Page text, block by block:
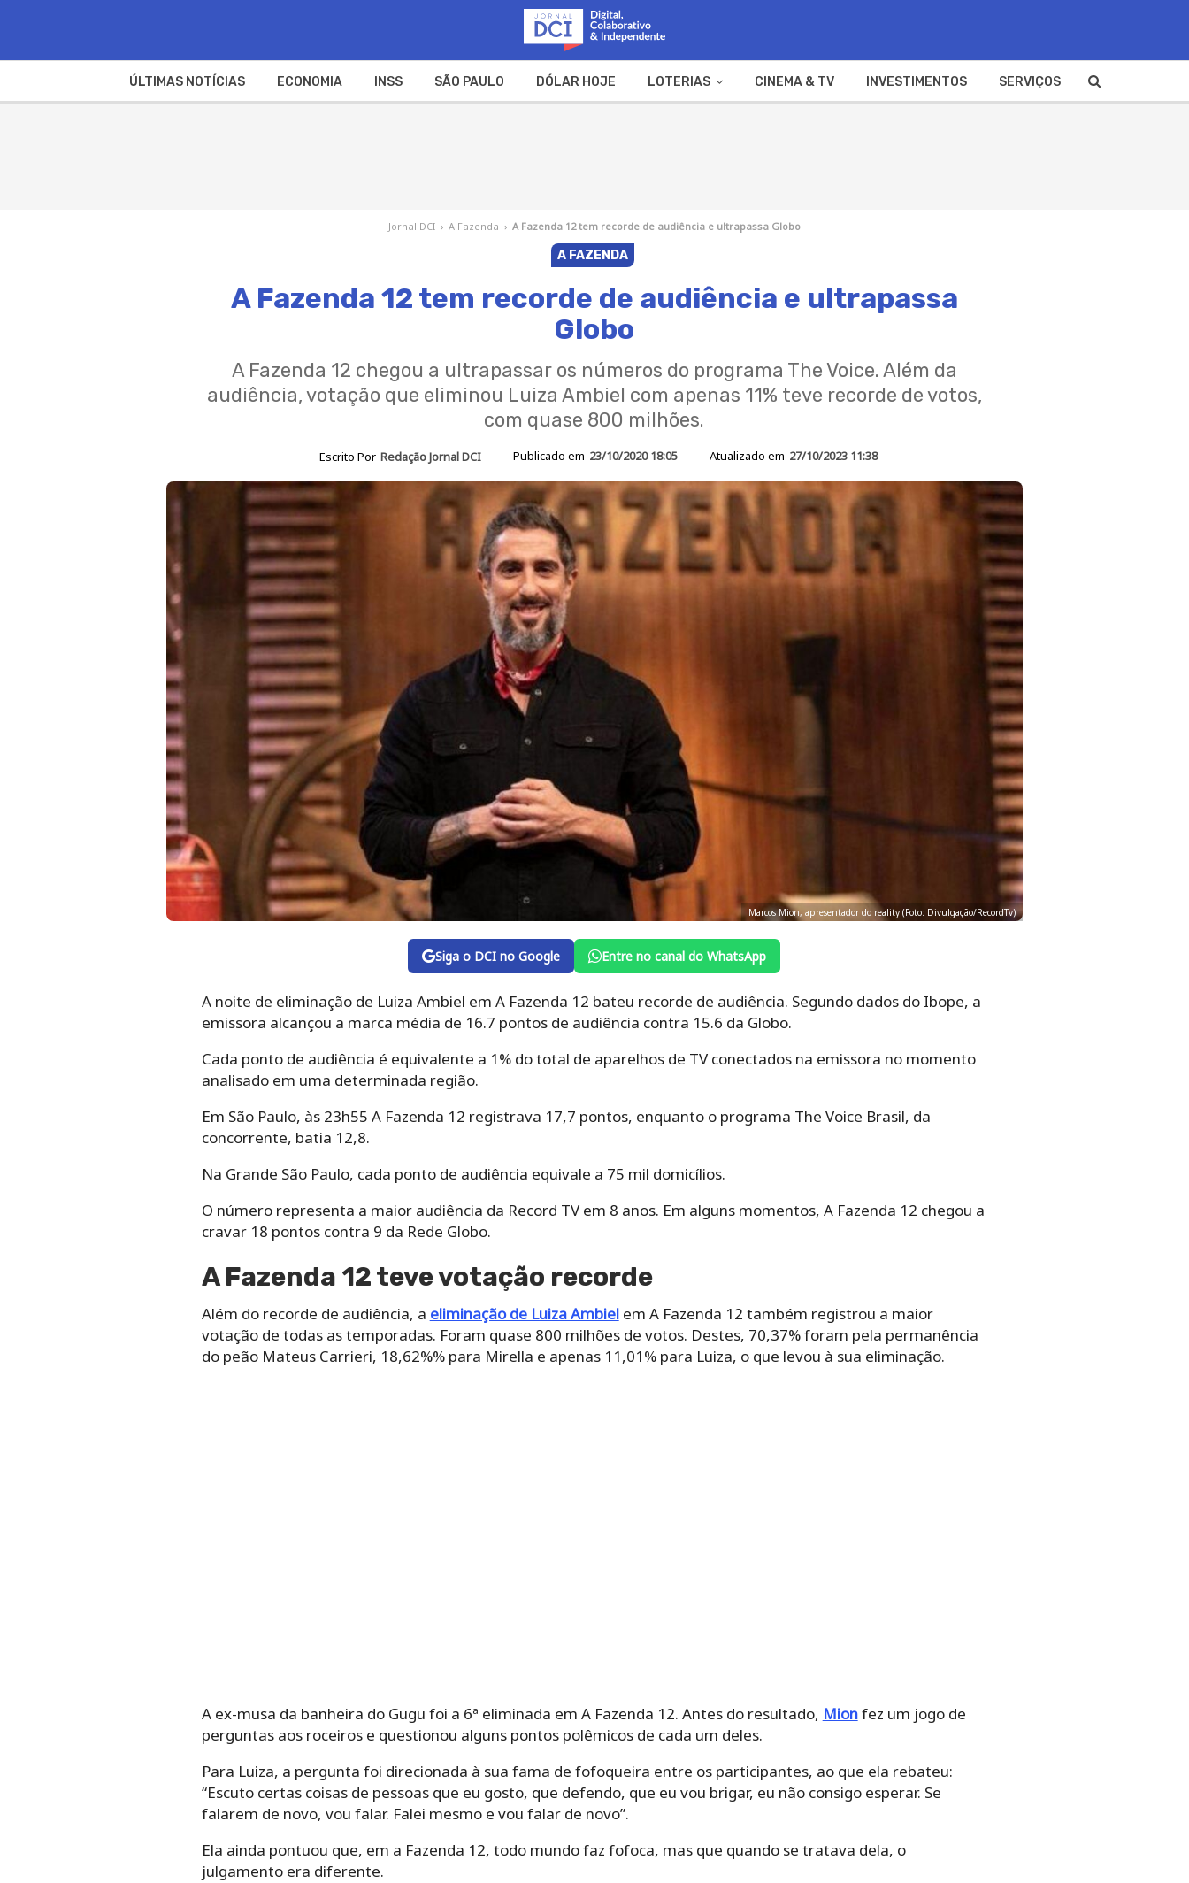
ÚLTIMAS NOTÍCIAS ECONOMIA INSS SÃO PAULO DÓLAR HOJE LOTERIAS CINEMA & TV INVESTIMENTOS SERVIÇOS
Jornal DCI › A Fazenda › A Fazenda 12 tem recorde de audiência e ultrapassa Globo
A FAZENDA
A Fazenda 12 tem recorde de audiência e ultrapassa
Globo
A Fazenda 12 chegou a ultrapassar os números do programa The Voice. Além da
audiência, votação que eliminou Luiza Ambiel com apenas 11% teve recorde de votos,
com quase 800 milhões.
Escrito Por Redação Jornal DCI Publicado em 23/10/2020 18:05 Atualizado em 27/10/2023 11:38
Marcos Mion, apresentador do reality (Foto: Divulgação/RecordTv)
Siga o DCI no Google Entre no canal do WhatsApp
A noite de eliminação de Luiza Ambiel em A Fazenda 12 bateu recorde de audiência. Segundo dados do Ibope, a
emissora alcançou a marca média de 16.7 pontos de audiência contra 15.6 da Globo.
Cada ponto de audiência é equivalente a 1% do total de aparelhos de TV conectados na emissora no momento
analisado em uma determinada região.
Em São Paulo, às 23h55 A Fazenda 12 registrava 17,7 pontos, enquanto o programa The Voice Brasil, da
concorrente, batia 12,8.
Na Grande São Paulo, cada ponto de audiência equivale a 75 mil domicílios.
O número representa a maior audiência da Record TV em 8 anos. Em alguns momentos, A Fazenda 12 chegou a
cravar 18 pontos contra 9 da Rede Globo.
A Fazenda 12 teve votação recorde
Além do recorde de audiência, a eliminação de Luiza Ambielem A Fazenda 12 também registrou a maior
votação de todas as temporadas. Foram quase 800 milhões de votos. Destes, 70,37% foram pela permanência
do peão Mateus Carrieri, 18,62%% para Mirella e apenas 11,01% para Luiza, o que levou à sua eliminação.
A ex-musa da banheira do Gugu foi a 6ª eliminada em A Fazenda 12. Antes do resultado, Mionfez um jogo de
perguntas aos roceiros e questionou alguns pontos polêmicos de cada um deles.
Para Luiza, a pergunta foi direcionada à sua fama de fofoqueira entre os participantes, ao que ela rebateu:
“Escuto certas coisas de pessoas que eu gosto, que defendo, que eu vou brigar, eu não consigo esperar. Se
falarem de novo, vou falar. Falei mesmo e vou falar de novo”.
Ela ainda pontuou que, em a Fazenda 12, todo mundo faz fofoca, mas que quando se tratava dela, o
julgamento era diferente.